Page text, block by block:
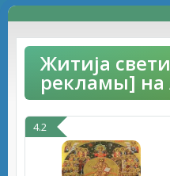
Житија
рекламы]
4.2